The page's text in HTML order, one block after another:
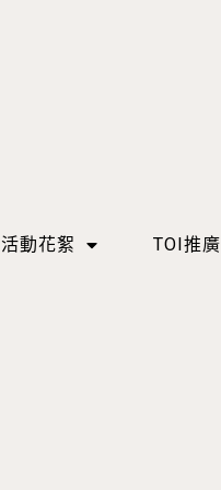
活動花絮 TOI推廣